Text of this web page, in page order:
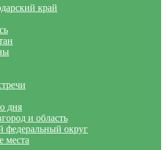
край
дня
и область
федеральный округ
места